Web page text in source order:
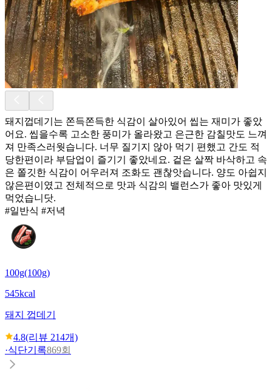
돼지껍데기는 쫀득쫀득한 식감이 살아있어 씹는 재미가 좋았
어요. 씹을수록 고소한 풍미가 올라왔고 은근한 감칠맛도 느껴
져 만족스러웟습니다. 너무 질기지 않아 먹기 편했고 간도 적
당한편이라 부담업이 즐기기 좋았네요. 겉은 살짝 바삭하고 속
은 쫄깃한 식감이 어우러져 조화도 괜찮앗습니다. 양도 아쉽지
않은편이였고 전체적으로 맛과 식감의 밸런스가 좋아 맛있게
먹었습니닷.
#일반식 #저녁
100g(100g)
545kcal
돼지 껍데기
4.8(리뷰 214개)
·식단기록869회